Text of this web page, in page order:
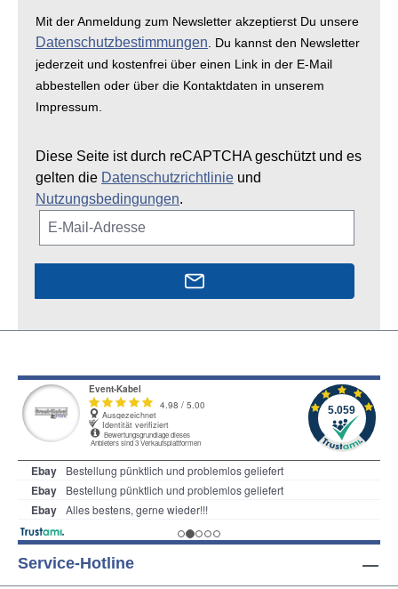
Mit der Anmeldung zum Newsletter akzeptierst Du unsere
Datenschutzbestimmungen . Du kannst den Newsletter
jederzeit und kostenfrei über einen Link in der E-Mail
abbestellen oder über die Kontaktdaten in unserem
Impressum.
Diese Seite ist durch reCAPTCHA geschützt und es
gelten die Datenschutzrichtlinie und
Nutzungsbedingungen.
Service-Hotline